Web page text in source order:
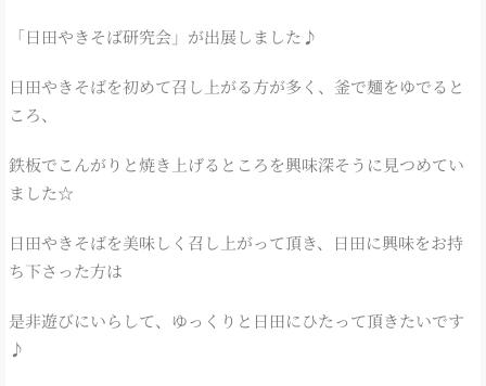
「日田やきそば研究会」が出展しました♪
日田やきそばを初めて召し上がる方が多く、釜で麺をゆでると
ころ、
鉄板でこんがりと焼き上げるところを興味深そうに見つめてい
ました☆
日田やきそばを美味しく召し上がって頂き、日田に興味をお持
ち下さった方は
是非遊びにいらして、ゆっくりと日田にひたって頂きたいです
♪